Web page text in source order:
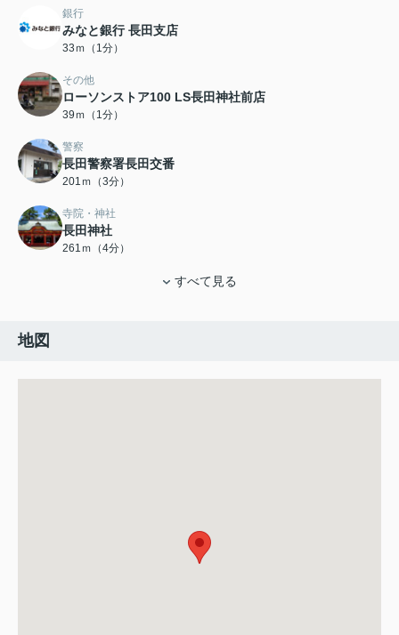
銀行
みなと銀行 長田支店
33ｍ（1分）
その他
ローソンストア100 LS長田神社前店
39ｍ（1分）
警察
長田警察署長田交番
201ｍ（3分）
寺院・神社
長田神社
261ｍ（4分）
すべて見る
地図